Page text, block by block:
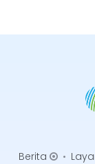
Berita
•